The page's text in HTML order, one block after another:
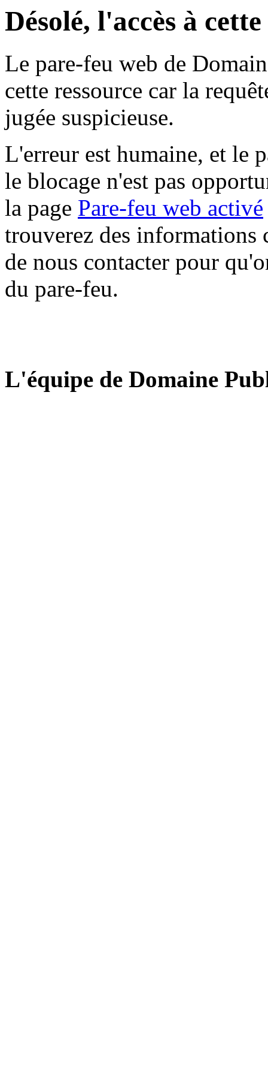
Désolé, l'accès à
Le pare-feu web de
cette ressource car la
jugée suspicieuse.
L'erreur est humaine, et le
le blocage n'est pas
la page Pare-feu web activé
trouverez des informations
de nous contacter pour
du pare-feu.
L'équipe de Domaine